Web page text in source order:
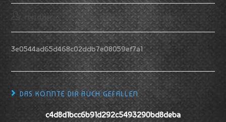
rtutdzjsr 14. Mai 2023 Allgemein
3e0544ad65d468c02ddb7e08059ef7a1
DAS KÖNNTE DIR AUCH GEFALLEN
c4d8d1bcc6b91d292c5493290bd8deba